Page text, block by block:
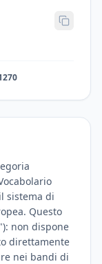
sistema di
Questo
non dispone
direttamente
nei bandi di